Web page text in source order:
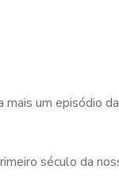
mais um episódio
século da